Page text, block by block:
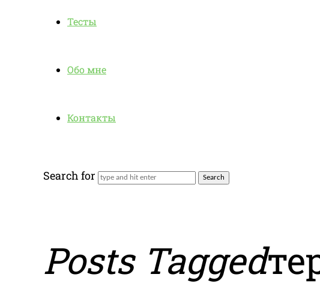
Тесты
Обо мне
Контакты
Search for
Posts Tagged